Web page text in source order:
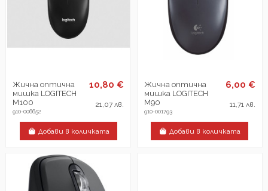
Жична оптична
мишка LOGITECH
M100
910-006652
10,80 €
21,07 лв.
Добави в количката
Жична оптична
мишка LOGITECH
M90
910-001793
6,00 €
11,71 лв.
Добави в количката